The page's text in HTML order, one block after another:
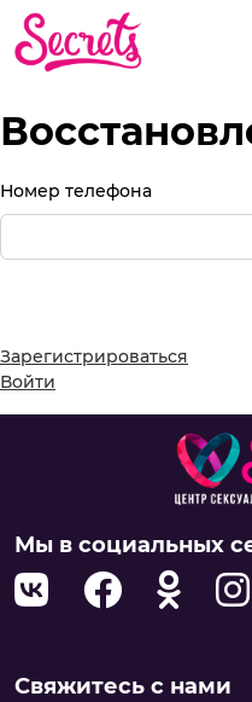
Номер телефона
Зарегистрироваться
Войти
Мы в социальных
Свяжитесь с нами